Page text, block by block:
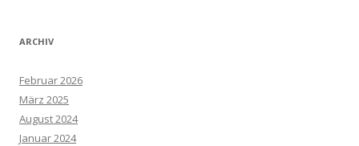
ARCHIV
Februar 2026
März 2025
August 2024
Januar 2024